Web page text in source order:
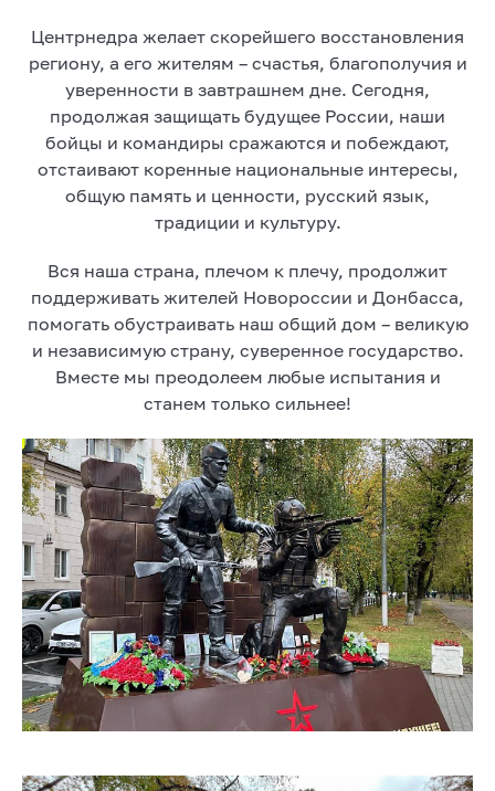
Центрнедра желает скорейшего восстановления
региону, а его жителям – счастья, благополучия и
уверенности в завтрашнем дне. Сегодня,
продолжая защищать будущее России, наши
бойцы и командиры сражаются и побеждают,
отстаивают коренные национальные интересы,
общую память и ценности, русский язык,
традиции и культуру.
Вся наша страна, плечом к плечу, продолжит
поддерживать жителей Новороссии и Донбасса,
помогать обустраивать наш общий дом – великую
и независимую страну, суверенное государство.
Вместе мы преодолеем любые испытания и
станем только сильнее!